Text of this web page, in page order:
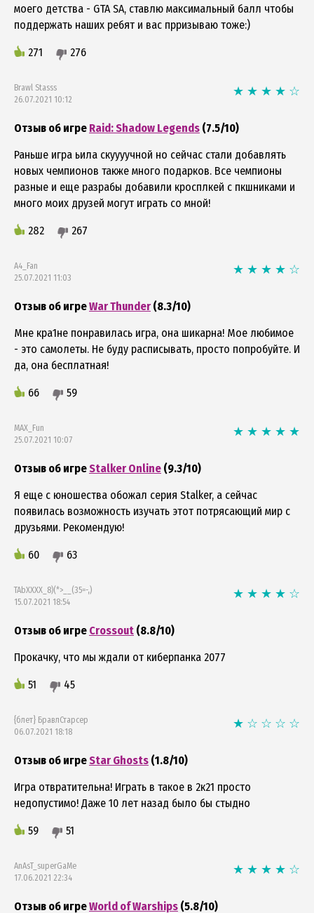
моего детства - GTA SA, ставлю максимальный балл чтобы
поддержать наших ребят и вас прризываю тоже:)
271 276
Brawl Stasss
26.07.2021 10:12
Отзыв об игре Raid: Shadow Legends (7.5/10)
Раньше игра ьила скуууучной но сейчас стали добавлять
новых чемпионов также много подарков. Все чемпионы
разные и еще разрабы добавили кросплкей с пкшниками и
много моих друзей могут играть со мной!
282 267
A4_Fan
25.07.2021 11:03
Отзыв об игреWar Thunder (8.3/10)
Мне кра1не понравилась игра, она шикарна! Мое любимое
- это самолеты. Не буду расписывать, просто попробуйте. И
да, она бесплатная!
66 59
MAX_Fun
25.07.2021 10:07
Отзыв об игреStalker Online (9.3/10)
Я еще с юношества обожал серия Stalker, а сейчас
появилась возможность изучать этот потрясающий мир с
друзьями. Рекомендую!
60 63
TAbXXXX_8)(*>__(35=-,)
15.07.2021 18:54
Отзыв об игре Crossout (8.8/10)
Прокачку, что мы ждали от киберпанка 2077
51 45
{блет} БравлСтарсер
06.07.2021 18:18
Отзыв об игреStar Ghosts (1.8/10)
Игра отвратительна! Играть в такое в 2к21 просто
недопустимо! Даже 10 лет назад было бы стыдно
59 51
AnAsT_superGaMe
17.06.2021 22:34
Отзыв об игреWorld of Warships (5.8/10)